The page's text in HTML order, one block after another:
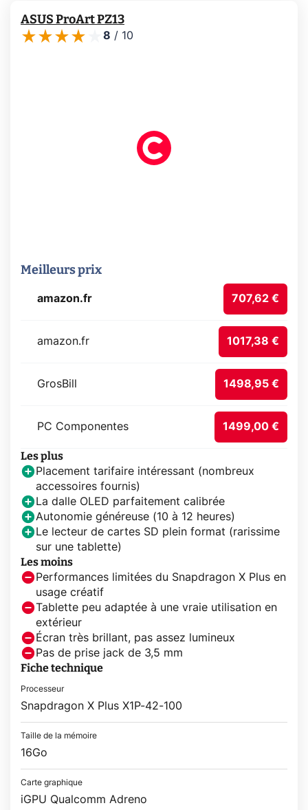
ASUS ProArt PZ13
8 / 10
Meilleurs prix
amazon.fr 707,62 €
amazon.fr 1017,38 €
GrosBill 1498,95 €
PC Componentes 1499,00 €
Les plus
Placement tarifaire intéressant (nombreux
accessoires fournis)
La dalle OLED parfaitement calibrée
Autonomie généreuse (10 à 12 heures)
Le lecteur de cartes SD plein format (rarissime
sur une tablette)
Les moins
Performances limitées du Snapdragon X Plus en
usage créatif
Tablette peu adaptée à une vraie utilisation en
extérieur
Écran très brillant, pas assez lumineux
Pas de prise jack de 3,5 mm
Fiche technique
Processeur
Snapdragon X Plus X1P-42-100
Taille de la mémoire
16Go
Carte graphique
iGPU Qualcomm Adreno